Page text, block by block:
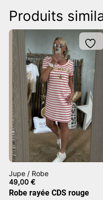
Produits
Jupe / Robe
49,00 €
Robe rayée CDS rouge